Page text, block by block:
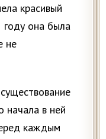
красивый
году она была
не
начала в ней
каждым